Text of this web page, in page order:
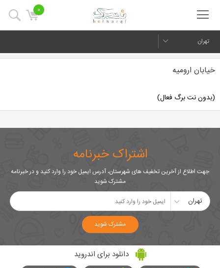
0
تهران
خیابان ارومیه
(بدون نت برگ فعال)
اشتراک خبرنامه
جهت اطلاع از آخرین تخفیف های شهرستان، آدرس ایمیل خود را وارد کنید و در خبرنامه
مشترک شوید
تهران
مشترک شوید
دانلود برای اندروید